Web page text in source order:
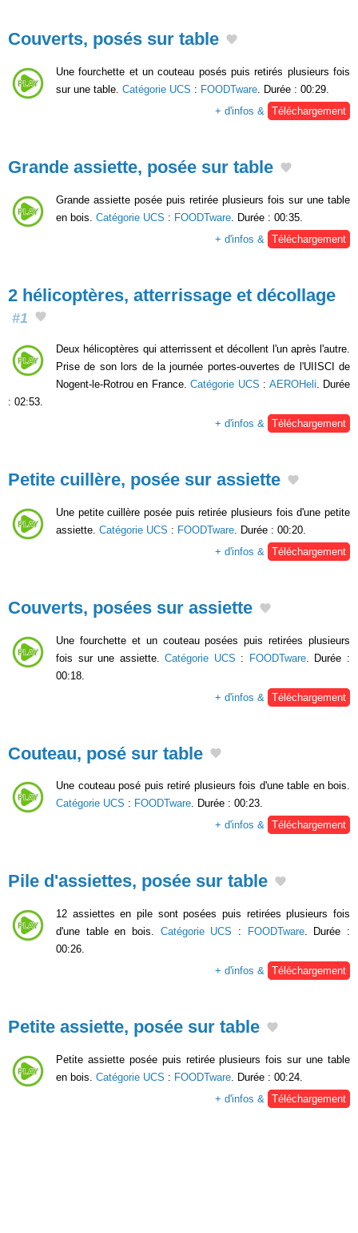
Couverts, posés sur table
Une fourchette et un couteau posés puis retirés plusieurs fois
sur une table. Catégorie UCS : FOODTware . Durée : 00:29.
+ d'infos &
Téléchargement
Grande assiette, posée sur table
Grande assiette posée puis retirée plusieurs fois sur une table
en bois. Catégorie UCS : FOODTware . Durée : 00:35.
+ d'infos &
Téléchargement
2 hélicoptères, atterrissage et décollage
#1
Deux hélicoptères qui atterrissent et décollent l'un après l'autre.
Prise de son lors de la journée portes-ouvertes de l'UIISCI de
Nogent-le-Rotrou en France.Catégorie UCS : AEROHeli. Durée
: 02:53.
+ d'infos & Téléchargement
Petite cuillère, posée sur assiette
Une petite cuillère posée puis retirée plusieurs fois d'une petite
assiette. Catégorie UCS : FOODTware . Durée : 00:20.
+ d'infos &
Téléchargement
Couverts, posées sur assiette
Une fourchette et un couteau posées puis retirées plusieurs
fois sur une assiette.Catégorie UCS : FOODTware. Durée :
00:18.
+ d'infos &
Téléchargement
Couteau, posé sur table
Une couteau posé puis retiré plusieurs fois d'une table en bois.
Catégorie UCS : FOODTware. Durée : 00:23.
+ d'infos & Téléchargement
Pile d'assiettes, posée sur table
12 assiettes en pile sont posées puis retirées plusieurs fois
d'une table en bois. Catégorie UCS : FOODTware. Durée :
00:26.
+ d'infos &
Téléchargement
Petite assiette, posée sur table
Petite assiette posée puis retirée plusieurs fois sur une table
en bois. Catégorie UCS : FOODTware . Durée : 00:24.
+ d'infos &
Téléchargement